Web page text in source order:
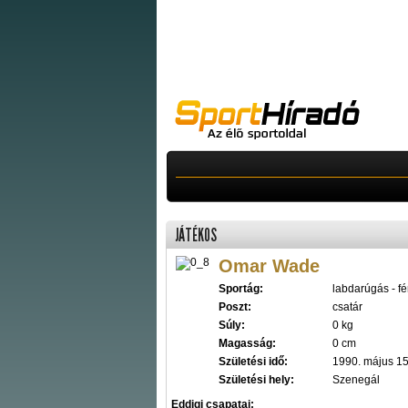
JÁTÉKOS
Omar Wade
Sportág:
labdarúgás -
Poszt:
csatár
Súly:
0 kg
Magasság:
0 cm
Születési idő:
1990. május
Születési hely:
Szenegál
Eddigi csapatai: